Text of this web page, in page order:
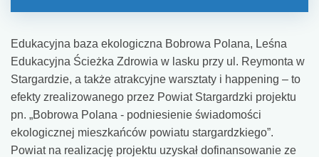
Edukacyjna baza ekologiczna Bobrowa Polana, Leśna
Edukacyjna Ścieżka Zdrowia w lasku przy ul. Reymonta w
Stargardzie, a także atrakcyjne warsztaty i happening – to
efekty zrealizowanego przez Powiat Stargardzki projektu
pn. „Bobrowa Polana - podniesienie świadomości
ekologicznej mieszkańców powiatu stargardzkiego”.
Powiat na realizację projektu uzyskał dofinansowanie ze